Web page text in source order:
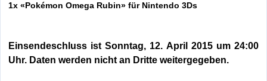
1x «Pokémon Omega Rubin» für Nintendo 3Ds
Einsendeschluss ist Sonntag, 12. April 2015 um 24:00
Uhr. Daten werden nicht an Dritte weitergegeben.